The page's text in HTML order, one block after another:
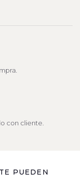
con cliente.
PUEDEN